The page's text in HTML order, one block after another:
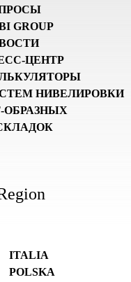
GROUP
ЦЕНТР
НИВЕЛИРОВКИ
ОБРАЗНЫХ
ITALIA
POLSKA